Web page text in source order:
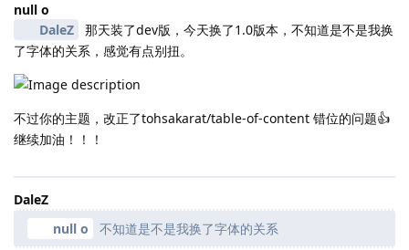
null o
DaleZ
那天装了dev版，今天换了1.0版本，不知道是不是我换
了字体的关系，感觉有点别扭。
不过你的主题，改正了tohsakarat/table-of-content 错位的问题👍
继续加油！！！
DaleZ
null o
不知道是不是我换了字体的关系